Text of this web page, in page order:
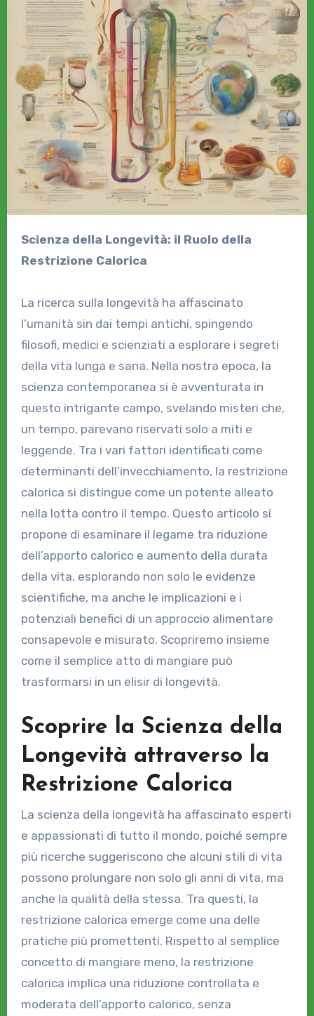
Scienza della Longevità: il Ruolo della
Restrizione Calorica
La ricerca sulla longevità ha affascinato
l’umanità sin dai tempi antichi, spingendo
filosofi, medici e scienziati a esplorare i segreti
della vita lunga e sana. Nella nostra epoca, la
scienza contemporanea si è avventurata in
questo intrigante campo, svelando misteri che,
un tempo, parevano riservati solo a miti e
leggende. Tra i vari fattori identificati come
determinanti dell’invecchiamento, la restrizione
calorica si distingue come un potente alleato
nella lotta contro il tempo. Questo articolo si
propone di esaminare il legame tra riduzione
dell’apporto calorico e aumento della durata
della vita, esplorando non solo le evidenze
scientifiche, ma anche le implicazioni e i
potenziali benefici di un approccio alimentare
consapevole e misurato. Scopriremo insieme
come il semplice atto di mangiare può
trasformarsi in un elisir di longevità.
Scoprire la Scienza della
Longevità attraverso la
Restrizione Calorica
La scienza della longevità ha affascinato esperti
e appassionati di tutto il mondo, poiché sempre
più ricerche suggeriscono che alcuni stili di vita
possono prolungare non solo gli anni di vita, ma
anche la qualità della stessa. Tra questi, la
restrizione calorica emerge come una delle
pratiche più promettenti. Rispetto al semplice
concetto di mangiare meno, la restrizione
calorica implica una riduzione controllata e
moderata dell’apporto calorico, senza